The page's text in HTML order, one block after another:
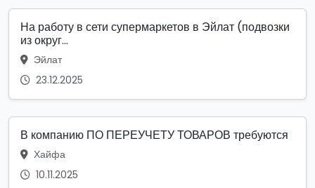
На работу в сети супермаркетов в Эйлат (подвозки
из округ...
Эйлат
23.12.2025
В компанию ПО ПЕРЕУЧЕТУ ТОВАРОВ требуются
Хайфа
10.11.2025